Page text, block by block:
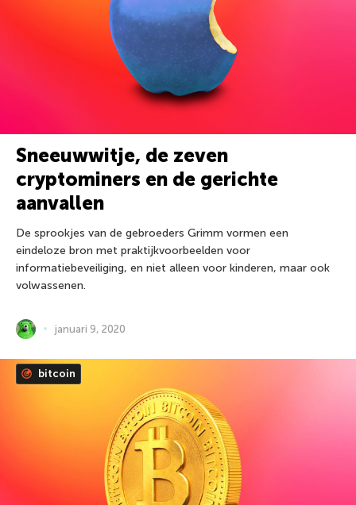
Sneeuwwitje, de zeven
cryptominers en de gerichte
aanvallen
De sprookjes van de gebroeders Grimm vormen een
eindeloze bron met praktijkvoorbeelden voor
informatiebeveiliging, en niet alleen voor kinderen, maar ook
volwassenen.
januari 9, 2020
bitcoin